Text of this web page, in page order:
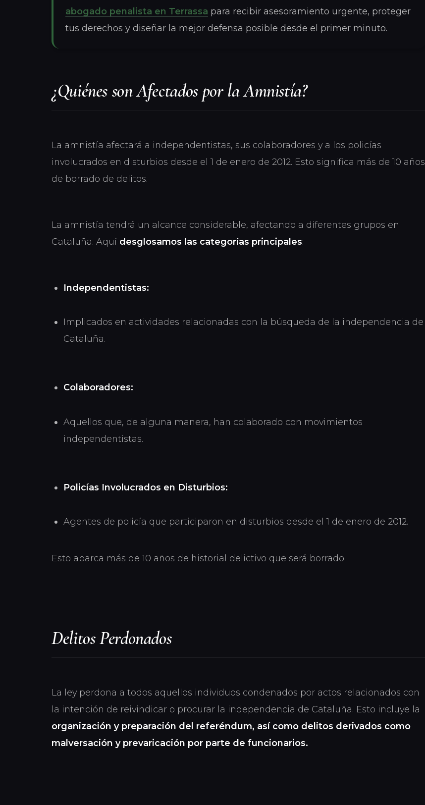
abogado penalista en Terrassa para recibir asesoramiento urgente, proteger
tus derechos y diseñar la mejor defensa posible desde el primer minuto.
¿Quiénes son Afectados por la Amnistía?
La amnistía afectará a independentistas, sus colaboradores y a los policías
involucrados en disturbios desde el 1 de enero de 2012. Esto significa más de 10 años
de borrado de delitos.
La amnistía tendrá un alcance considerable, afectando a diferentes grupos en
Cataluña. Aquí desglosamos las categorías principales:
Independentistas:
Implicados en actividades relacionadas con la búsqueda de la independencia de
Cataluña.
Colaboradores:
Aquellos que, de alguna manera, han colaborado con movimientos
independentistas.
Policías Involucrados en Disturbios:
Agentes de policía que participaron en disturbios desde el 1 de enero de 2012.
Esto abarca más de 10 años de historial delictivo que será borrado.
Delitos Perdonados
La ley perdona a todos aquellos individuos condenados por actos relacionados con
la intención de reivindicar o procurar la independencia de Cataluña. Esto incluye la
organización y preparación del referéndum, así como delitos derivados como
malversación y prevaricación por parte de funcionarios.